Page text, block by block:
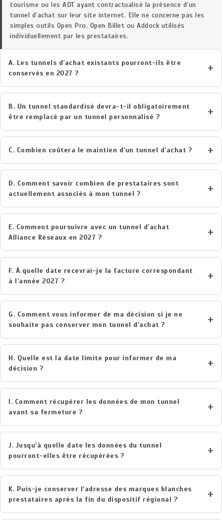
tourisme ou les ADT ayant contractualisé la présence d’un
tunnel d’achat sur leur site internet. Elle ne concerne pas les
simples outils Open Pro, Open Billet ou Addock utilisés
individuellement par les prestataires.
A. Les tunnels d’achat existants pourront-ils être
conservés en 2027 ?
B. Un tunnel standardisé devra-t-il obligatoirement
être remplacé par un tunnel personnalisé ?
C. Combien coûtera le maintien d’un tunnel d’achat ?
D. Comment savoir combien de prestataires sont
actuellement associés à mon tunnel ?
E. Comment poursuivre avec un tunnel d’achat
Alliance Réseaux en 2027 ?
F. À quelle date recevrai-je la facture correspondant
à l’année 2027 ?
G. Comment vous informer de ma décision si je ne
souhaite pas conserver mon tunnel d’achat ?
H. Quelle est la date limite pour informer de ma
décision ?
I. Comment récupérer les données de mon tunnel
avant sa fermeture ?
J. Jusqu’à quelle date les données du tunnel
pourront-elles être récupérées ?
K. Puis-je conserver l’adresse des marques blanches
prestataires après la fin du dispositif régional ?